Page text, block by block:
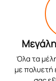
Όλα τα
με πολυετή